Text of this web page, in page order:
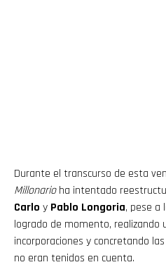
Durante el transcurso de esta
Millonarioha intentado
Carlo y Pablo Longoria, pese a
logrado de momento, realizando
incorporaciones y concretando
no eran tenidos en cuenta.